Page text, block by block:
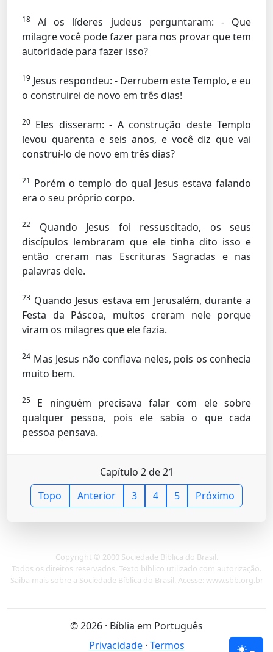
18
Aí os líderes judeus perguntaram: - Que
milagre você pode fazer para nos provar que tem
autoridade para fazer isso?
19 Jesus respondeu: - Derrubem este Templo, e eu
o construirei de novo em três dias!
20 Eles disseram: - A construção deste Templo
levou quarenta e seis anos, e você diz que vai
construí-lo de novo em três dias?
21 Porém o templo do qual Jesus estava falando
era o seu próprio corpo.
22
Quando Jesus foi ressuscitado, os seus
discípulos lembraram que ele tinha dito isso e
então creram nas Escrituras Sagradas e nas
palavras dele.
23 Quando Jesus estava em Jerusalém, durante a
Festa da Páscoa, muitos creram nele porque
viram os milagres que ele fazia.
24 Mas Jesus não confiava neles, pois os conhecia
muito bem.
25
E ninguém precisava falar com ele sobre
qualquer pessoa, pois ele sabia o que cada
pessoa pensava.
Capítulo 2 de 21
Topo
Anterior 3 4 5 Próximo
Copyright © 2000 Sociedade Bíblica do Brasil.
Todos os direitos reservados. Texto bíblico utilizado com autorização.
Saiba mais sobre a Sociedade Bíblica do Brasil. Acesse: www.sbb.org.br
© 2026 · Bíblia em Português
Privacidade· Termos